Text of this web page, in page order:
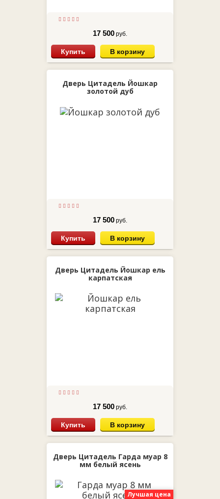
17 500 руб.
Купить В корзину
Дверь Цитадель Йошкар
золотой дуб
17 500 руб.
Купить В корзину
Дверь Цитадель Йошкар ель
карпатская
17 500 руб.
Купить В корзину
Дверь Цитадель Гарда муар 8
мм белый ясень
Лучшая цена